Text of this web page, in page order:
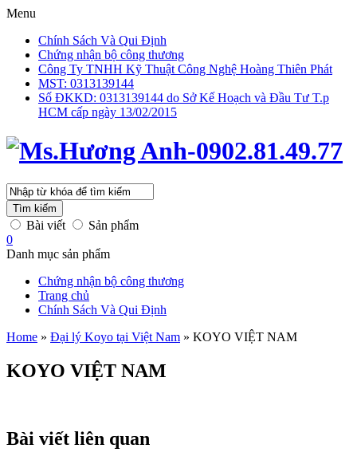
Menu
Chính Sách Và Qui Định
Chứng nhận bộ công thương
Công Ty TNHH Kỹ Thuật Công Nghệ Hoàng Thiên Phát
MST: 0313139144
Số ĐKKD: 0313139144 do Sở Kế Hoạch và Đầu Tư T.p
HCM cấp ngày 13/02/2015
Tìm kiếm
Bài viết
Sản phẩm
0
Danh mục sản phẩm
Chứng nhận bộ công thương
Trang chủ
Chính Sách Và Qui Định
Home » Đại lý Koyo tại Việt Nam » KOYO VIỆT NAM
KOYO VIỆT NAM
Bài viết liên quan